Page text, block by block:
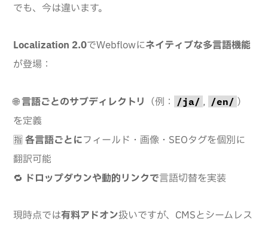
でも、今は違います。
Localization 2.0でWebflowにネイティブな多言語機能
が登場：
🌐言語ごとのサブディレクトリ （例： /ja/ , /en/ ）
を定義
🈯各言語ごとにフィールド・画像・SEOタグを個別に
翻訳可能
🔁 ドロップダウンや動的リンクで言語切替を実装
現時点では有料アドオン扱いですが、CMSとシームレス